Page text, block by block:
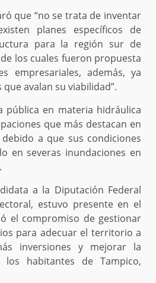
que “no se trata de inventar
planes específicos de
para la región sur de
los cuales fueron propuesta
empresariales, además, ya
avalan su viabilidad”.
pública en materia hidráulica
que más destacan en
a que sus condiciones
en severas inundaciones en
a la Diputación Federal
estuvo presente en el
el compromiso de gestionar
para adecuar el territorio a
inversiones y mejorar la
habitantes de Tampico,